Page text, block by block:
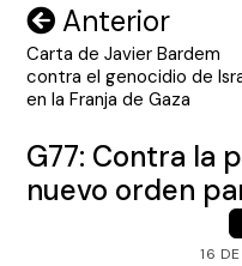
Navegación
de
entradas
Anterior
Carta de Javier Bardem
contra el genocidio de
en la Franja de Gaza
G77: Contra la
nuevo orden
16